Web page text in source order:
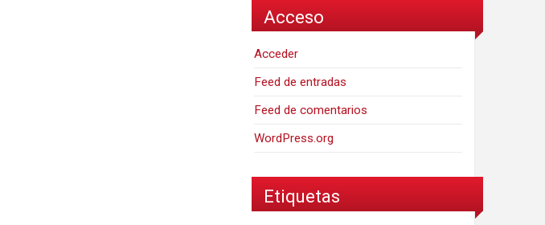
Acceso
Acceder
Feed de entradas
Feed de comentarios
WordPress.org
Etiquetas